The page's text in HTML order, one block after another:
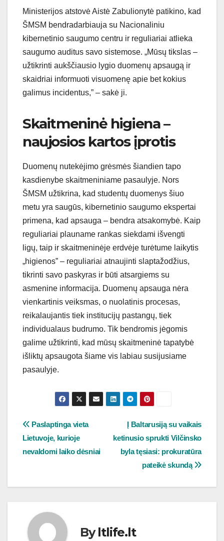
Ministerijos atstovė Aistė Zabulionytė patikino, kad
ŠMSM bendradarbiauja su Nacionaliniu
kibernetinio saugumo centru ir reguliariai atlieka
saugumo auditus savo sistemose. „Mūsų tikslas –
užtikrinti aukščiausio lygio duomenų apsaugą ir
skaidriai informuoti visuomenę apie bet kokius
galimus incidentus,” – sakė ji.
Skaitmeninė higiena –
naujosios kartos įprotis
Duomenų nutekėjimo grėsmės šiandien tapo
kasdienybe skaitmeniniame pasaulyje. Nors
ŠMSM užtikrina, kad studentų duomenys šiuo
metu yra saugūs, kibernetinio saugumo ekspertai
primena, kad apsauga – bendra atsakomybė. Kaip
reguliariai plauname rankas siekdami išvengti
ligų, taip ir skaitmeninėje erdvėje turėtume laikytis
„higienos” – reguliariai atnaujinti slaptažodžius,
tikrinti savo paskyras ir būti atsargiems su
asmenine informacija. Duomenų apsauga nėra
vienkartinis veiksmas, o nuolatinis procesas,
reikalaujantis tiek institucijų pastangų, tiek
individualaus budrumo. Tik bendromis jėgomis
galime užtikrinti, kad mūsų skaitmeninė tapatybė
išliktų apsaugota šiame vis labiau susijusiame
pasaulyje.
Navigacija
tarp
Į Baltarusiją su vaikais
ketinusio sprukti Vilčinsko
byla tęsiasi: prokuratūra
pateikė skundą
Paslaptinga vieta
Lietuvoje, kurioje
nevaldomi laiko dėsniai
Byltlife.lt